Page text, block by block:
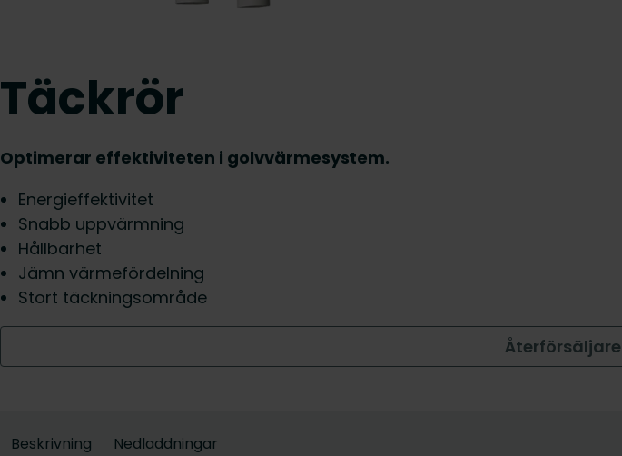
Täckrör
Optimerar effektiviteten i golvvärmesystem.
Energieffektivitet
Snabb uppvärmning
Hållbarhet
Jämn värmefördelning
Stort täckningsområde
Återförsäljare
Beskrivning Nedladdningar